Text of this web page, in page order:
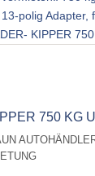
750 KG